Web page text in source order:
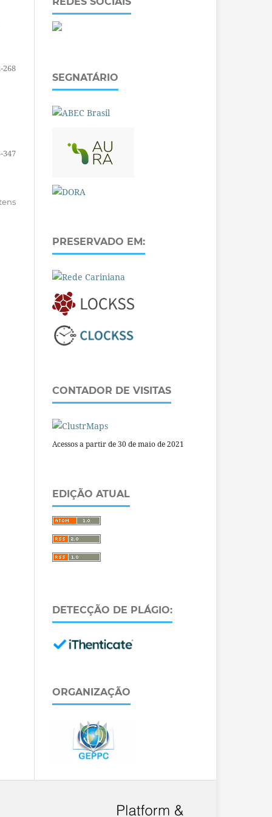
268
347
SEGNATÁRIO
PRESERVADO EM:
CONTADOR DE VISITAS
Acessos a partir de 30 de maio de 2021
EDIÇÃO ATUAL
DETECÇÃO DE PLÁGIO:
ORGANIZAÇÃO